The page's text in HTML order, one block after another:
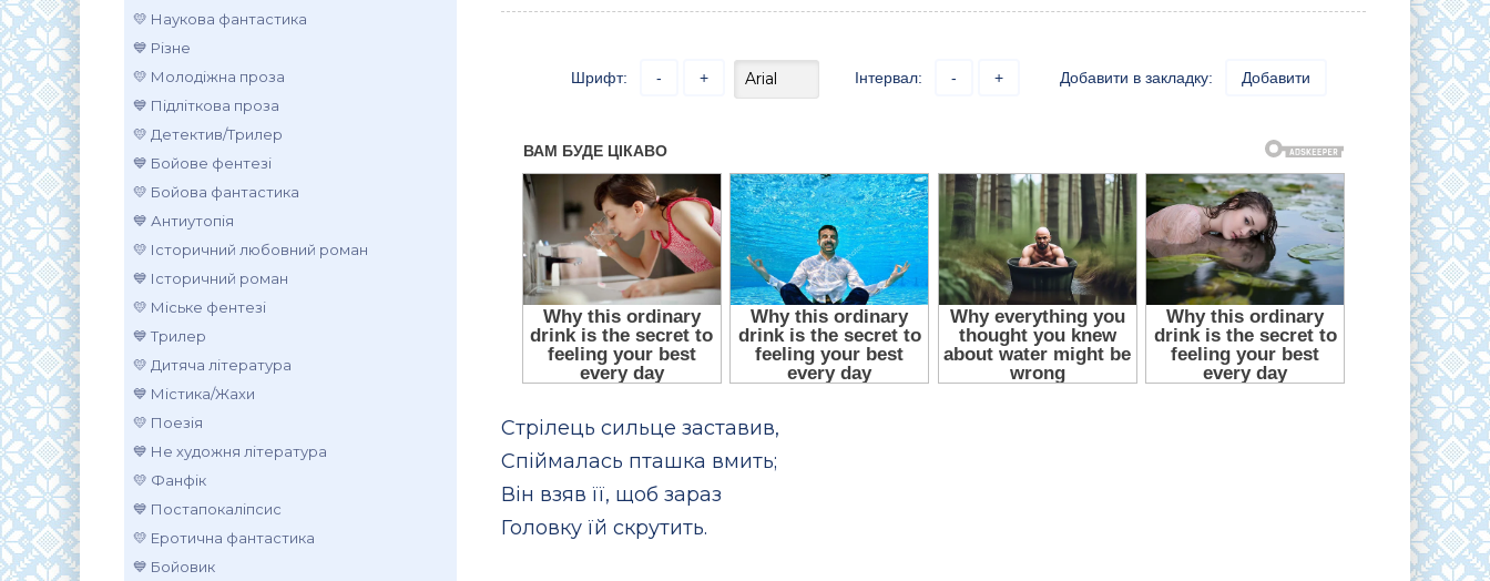
💛 Наукова фантастика
💙 Різне
💛 Молодіжна проза
💙 Підліткова проза
💛 Детектив/Трилер
💙 Бойове фентезі
💛 Бойова фантастика
💙 Антиутопія
💛 Історичний любовний роман
💙 Історичний роман
💛 Міське фентезі
💙 Трилер
💛 Дитяча література
💙 Містика/Жахи
💛 Поезія
💙 Не художня література
💛 Фанфік
💙 Постапокаліпсис
💛 Еротична фантастика
💙 Бойовик
Шрифт: - + Інтервал: - + Добавити в закладку: Добавити
Стрілець сильце заставив,
Спіймалась пташка вмить;
Він взяв її, щоб зараз
Головку їй скрутить.